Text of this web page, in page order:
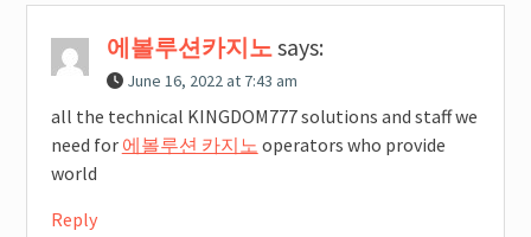
에볼루션카지노says:
June 16, 2022 at 7:43 am
all the technical KINGDOM777 solutions and staff we
need for 에볼루션 카지노 operators who provide
world
Reply